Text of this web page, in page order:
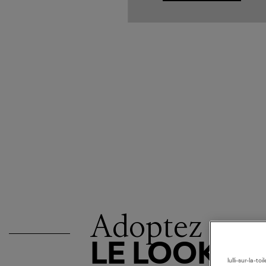
Adoptez
LE LOOK
lulli-sur-la-